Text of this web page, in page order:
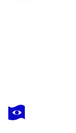
ANASTASIYA
VALIULINA